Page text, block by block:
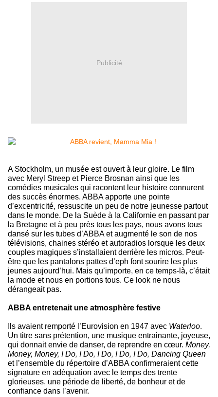
Publicité
A Stockholm, un musée est ouvert à leur gloire. Le film
avec Meryl Streep et Pierce Brosnan ainsi que les
comédies musicales qui racontent leur histoire connurent
des succès énormes. ABBA apporte une pointe
d’excentricité, ressuscite un peu de notre jeunesse partout
dans le monde. De la Suède à la Californie en passant par
la Bretagne et à peu près tous les pays, nous avons tous
dansé sur les tubes d’ABBA et augmenté le son de nos
télévisions, chaines stéréo et autoradios lorsque les deux
couples magiques s’installaient derrière les micros. Peut-
être que les pantalons pattes d’eph font sourire les plus
jeunes aujourd’hui. Mais qu’importe, en ce temps-là, c’était
la mode et nous en portions tous. Ce look ne nous
dérangeait pas.
ABBA entretenait une atmosphère festive
Ils avaient remporté l’Eurovision en 1947 avec Waterloo.
Un titre sans prétention, une musique entrainante, joyeuse,
qui donnait envie de danser, de reprendre en cœur. Money,
Money, Money, I Do, I Do, I Do, I Do, I Do, Dancing Queen
et l’ensemble du répertoire d’ABBA confirmeraient cette
signature en adéquation avec le temps des trente
glorieuses, une période de liberté, de bonheur et de
confiance dans l’avenir.